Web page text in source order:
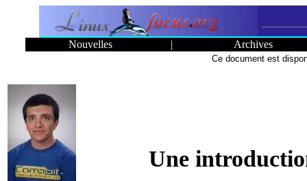
Nouvelles | Archives
Ce document est
Une